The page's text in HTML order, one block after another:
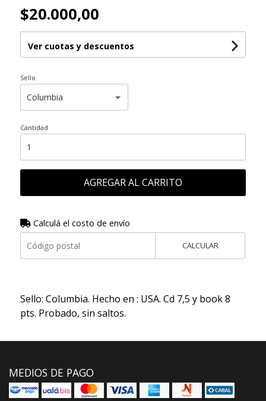
$20.000,00
Ver cuotas y descuentos
Sello
Cantidad
AGREGAR AL CARRITO
Calculá el costo de envío
CALCULAR
Sello: Columbia. Hecho en : USA. Cd 7,5 y book 8
pts. Probado, sin saltos.
MEDIOS DE PAGO